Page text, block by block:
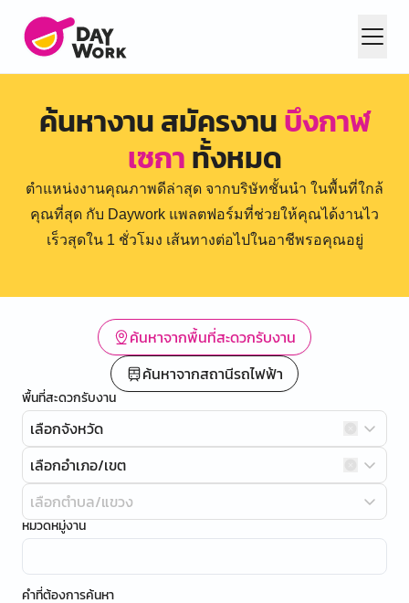
ค้นหางาน สมัครงานบึงกาฬ
เซกาทั้งหมด
ตำแหน่งงานคุณภาพดีล่าสุด จากบริษัทชั้นนำ ในพื้นที่ใกล้
คุณที่สุด กับ Daywork แพลตฟอร์มที่ช่วยให้คุณได้งานไว
เร็วสุดใน 1 ชั่วโมง เส้นทางต่อไปในอาชีพรอคุณอยู่
ค้นหาจากพื้นที่สะดวกรับงาน
ค้นหาจากสถานีรถไฟฟ้า
พื้นที่สะดวกรับงาน
เลือกจังหวัด
เลือกอำเภอ/เขต
เลือกตำบล/แขวง
หมวดหมู่งาน
คำที่ต้องการค้นหา